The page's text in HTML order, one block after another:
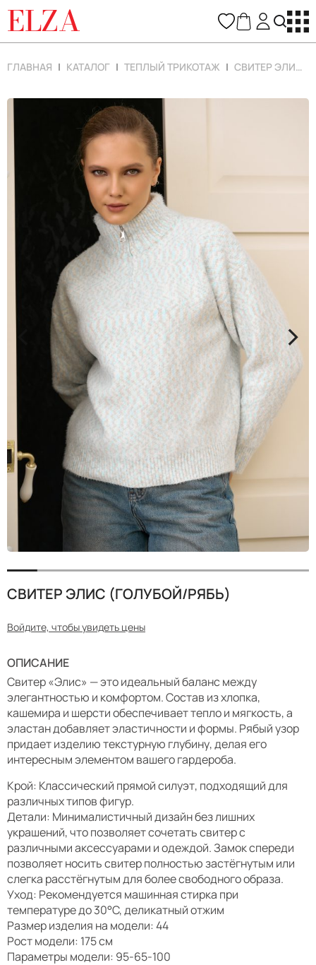
ELZA
ГЛАВНАЯ КАТАЛОГ ТЕПЛЫЙ ТРИКОТАЖ СВИТЕР ЭЛИС (ГОЛУБОЙ/РЯБЬ)
< >
СВИТЕР ЭЛИС (ГОЛУБОЙ/РЯБЬ)
Войдите, чтобы увидеть цены
ОПИСАНИЕ
Свитер «Элис» — это идеальный баланс между
элегантностью и комфортом. Состав из хлопка,
кашемира и шерсти обеспечивает тепло и мягкость, а
эластан добавляет эластичности и формы. Рябый узор
придает изделию текстурную глубину, делая его
интересным элементом вашего гардероба.
Крой: Классический прямой силуэт, подходящий для
различных типов фигур.
Детали: Минималистичный дизайн без лишних
украшений, что позволяет сочетать свитер с
различными аксессуарами и одеждой. Замок спереди
позволяет носить свитер полностью застёгнутым или
слегка расстёгнутым для более свободного образа.
Уход: Рекомендуется машинная стирка при
температуре до 30°C, деликатный отжим
Размер изделия на модели: 44
Рост модели: 175 см
Параметры модели: 95-65-100